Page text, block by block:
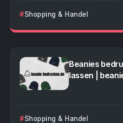
Shopping & Handel
Beanies
lassen |
Shopping & Handel